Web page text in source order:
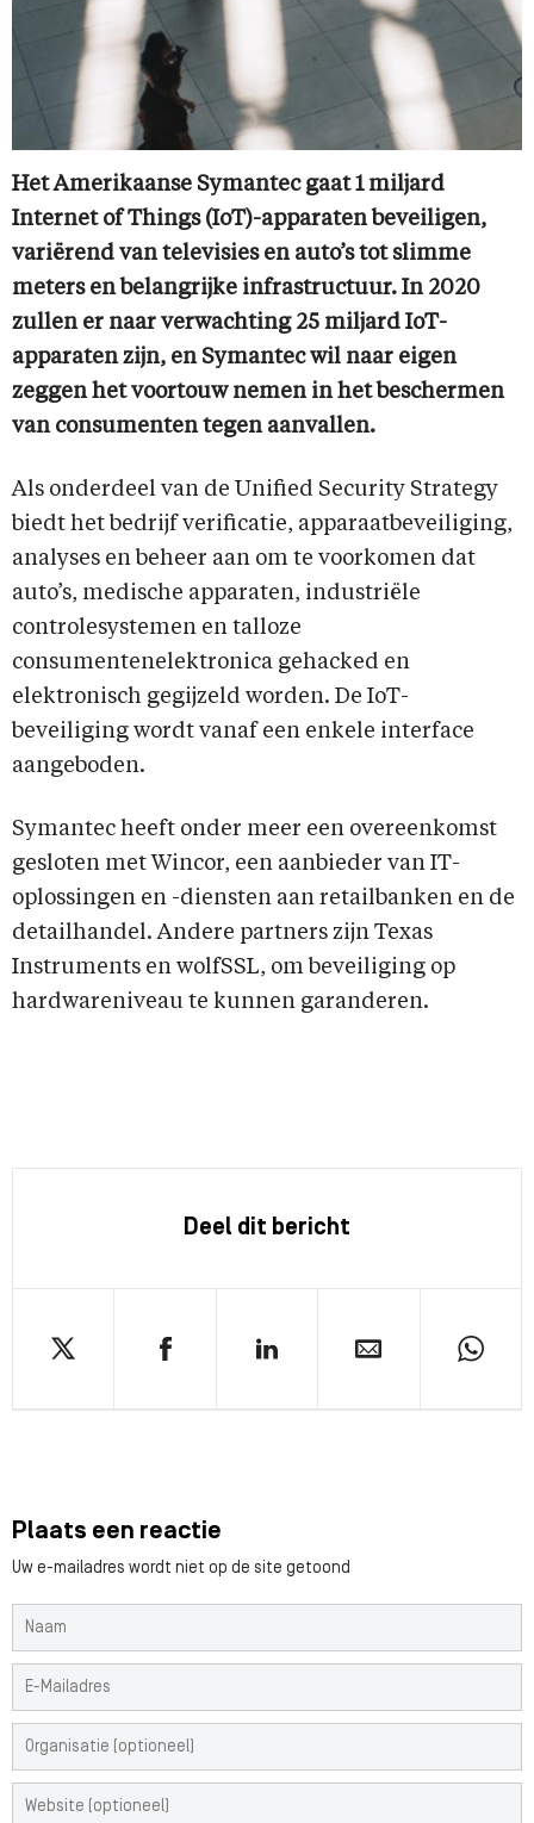
Het Amerikaanse Symantec gaat 1 miljard
Internet of Things (IoT)-apparaten beveiligen,
variërend van televisies en auto’s tot slimme
meters en belangrijke infrastructuur. In 2020
zullen er naar verwachting 25 miljard IoT-
apparaten zijn, en Symantec wil naar eigen
zeggen het voortouw nemen in het beschermen
van consumenten tegen aanvallen.
Als onderdeel van de Unified Security Strategy
biedt het bedrijf verificatie, apparaatbeveiliging,
analyses en beheer aan om te voorkomen dat
auto’s, medische apparaten, industriële
controlesystemen en talloze
consumentenelektronica gehacked en
elektronisch gegijzeld worden. De IoT-
beveiliging wordt vanaf een enkele interface
aangeboden.
Symantec heeft onder meer een overeenkomst
gesloten met Wincor, een aanbieder van IT-
oplossingen en -diensten aan retailbanken en de
detailhandel. Andere partners zijn Texas
Instruments en wolfSSL, om beveiliging op
hardwareniveau te kunnen garanderen.
Deel dit bericht
Plaats een reactie
Uw e-mailadres wordt niet op de site getoond